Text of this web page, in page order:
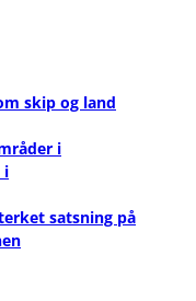
skip og land
i
i
satsning på